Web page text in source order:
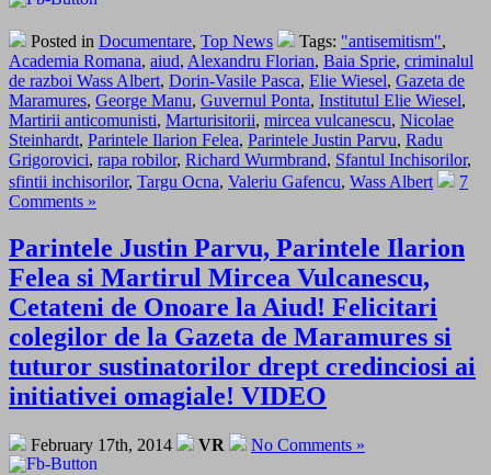
Posted in Documentare, Top News Tags: "antisemitism",
Academia Romana, aiud, Alexandru Florian, Baia Sprie, criminalul
de razboi Wass Albert, Dorin-Vasile Pasca, Elie Wiesel, Gazeta de
Maramures, George Manu, Guvernul Ponta, Institutul Elie Wiesel,
Martirii anticomunisti, Marturisitorii, mircea vulcanescu, Nicolae
Steinhardt, Parintele Ilarion Felea, Parintele Justin Parvu, Radu
Grigorovici, rapa robilor, Richard Wurmbrand, Sfantul Inchisorilor,
sfintii inchisorilor, Targu Ocna, Valeriu Gafencu, Wass Albert
7
Comments »
Parintele Justin Parvu, Parintele Ilarion
Felea si Martirul Mircea Vulcanescu,
Cetateni de Onoare la Aiud! Felicitari
colegilor de la Gazeta de Maramures si
tuturor sustinatorilor drept credinciosi ai
initiativei omagiale! VIDEO
February 17th, 2014 VR No Comments »